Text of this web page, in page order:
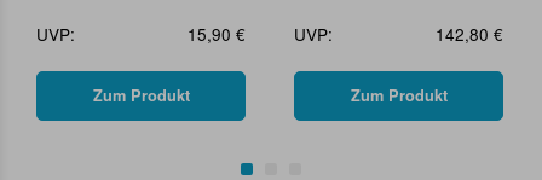
UVP: 15,90 €
Zum Produkt
UVP:
142,80 €
Zum Produkt